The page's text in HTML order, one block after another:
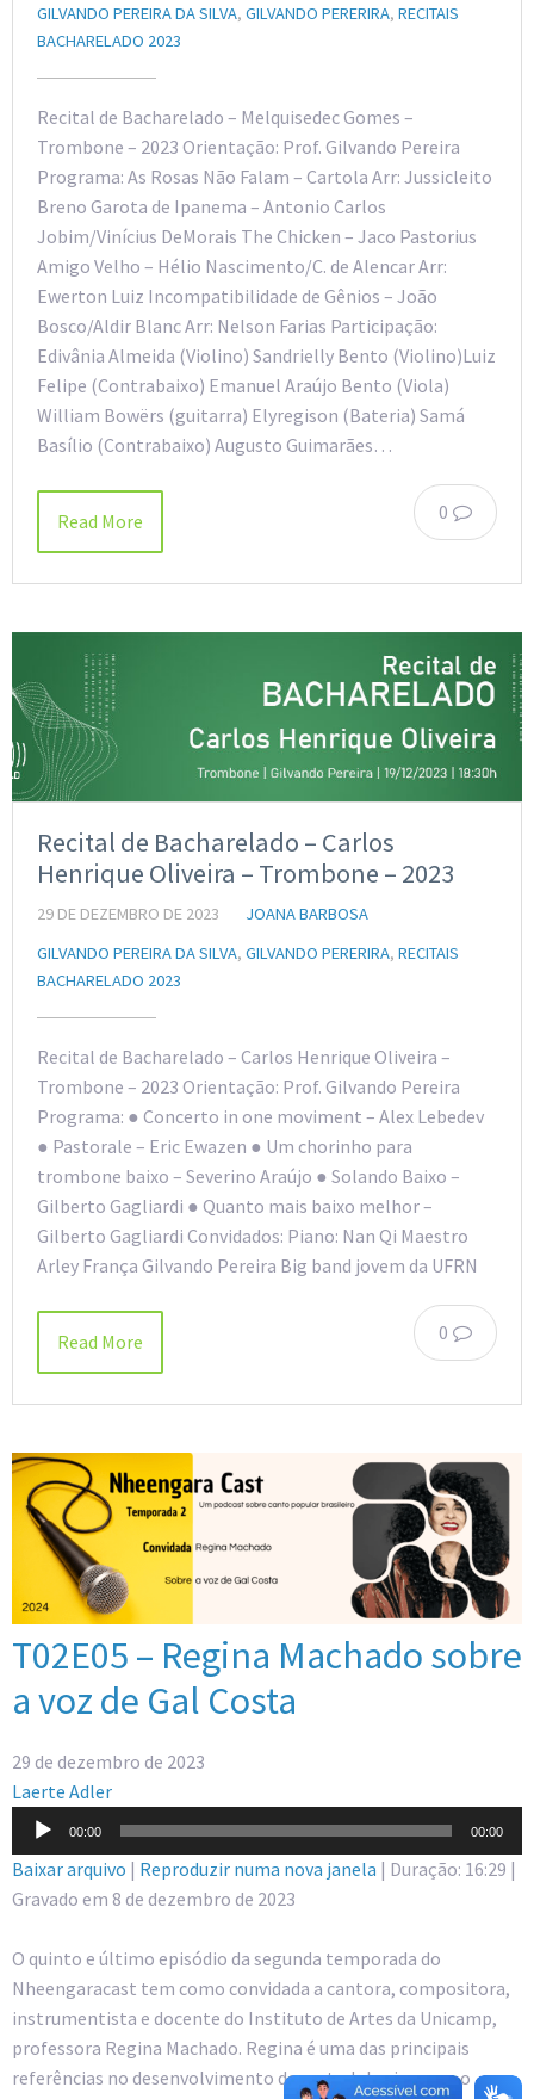
GILVANDO PEREIRA DA SILVA, GILVANDO PERERIRA, RECITAIS
BACHARELADO 2023
Recital de Bacharelado – Melquisedec Gomes –
Trombone – 2023 Orientação: Prof. Gilvando Pereira
Programa: As Rosas Não Falam – Cartola Arr: Jussicleito
Breno Garota de Ipanema – Antonio Carlos
Jobim/Vinícius DeMorais The Chicken – Jaco Pastorius
Amigo Velho – Hélio Nascimento/C. de Alencar Arr:
Ewerton Luiz Incompatibilidade de Gênios – João
Bosco/Aldir Blanc Arr: Nelson Farias Participação:
Edivânia Almeida (Violino) Sandrielly Bento (Violino)Luiz
Felipe (Contrabaixo) Emanuel Araújo Bento (Viola)
William Bowërs (guitarra) Elyregison (Bateria) Samá
Basílio (Contrabaixo) Augusto Guimarães…
0
Read More
Recital de Bacharelado – Carlos
Henrique Oliveira – Trombone – 2023
29 DE DEZEMBRO DE 2023
JOANA BARBOSA
GILVANDO PEREIRA DA SILVA, GILVANDO PERERIRA, RECITAIS
BACHARELADO 2023
Recital de Bacharelado – Carlos Henrique Oliveira –
Trombone – 2023 Orientação: Prof. Gilvando Pereira
Programa: ● Concerto in one moviment – Alex Lebedev
● Pastorale – Eric Ewazen ● Um chorinho para
trombone baixo – Severino Araújo ● Solando Baixo –
Gilberto Gagliardi ● Quanto mais baixo melhor –
Gilberto Gagliardi Convidados: Piano: Nan Qi Maestro
Arley França Gilvando Pereira Big band jovem da UFRN
0
Read More
T02E05 – Regina Machado sobre
a voz de Gal Costa
29 de dezembro de 2023
Laerte Adler
Tocador
de
áudio
00:00 00:00
Baixar arquivo | Reproduzir numa nova janela | Duração: 16:29 |
Gravado em 8 de dezembro de 2023
O quinto e último episódio da segunda temporada do
Nheengaracast tem como convidada a cantora, compositora,
instrumentista e docente do Instituto de Artes da Unicamp,
professora Regina Machado. Regina é uma das principais
referências no desenvolvimento de metodologias para o